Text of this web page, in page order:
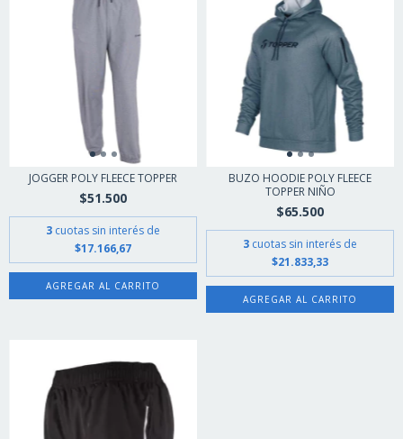
JOGGER POLY FLEECE TOPPER
$51.500
3 cuotas sin interés de
$17.166,67
AGREGAR AL CARRITO
BUZO HOODIE POLY FLEECE
TOPPER NIÑO
$65.500
3 cuotas sin interés de
$21.833,33
AGREGAR AL CARRITO